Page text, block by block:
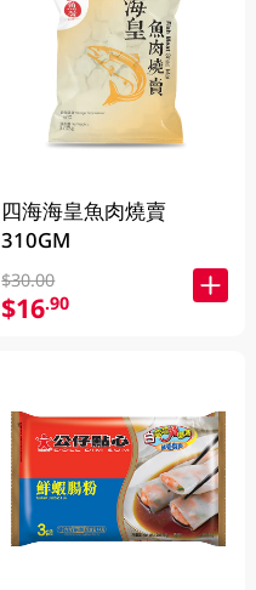
四海海皇魚肉燒賣
310GM
$30.00
$16.90